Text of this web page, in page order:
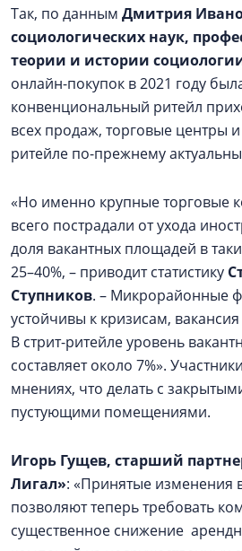
Так, по данным Дмитрия
социологических наук,
теории и истории
онлайн-покупок в 2021 году
конвенциональный ритейл
всех продаж, торговые центры
ритейле по-прежнему
«Но именно крупные торговые
всего пострадали от ухода
доля вакантных площадей в
25–40%, – приводит статистику
Ступников. – Микрорайонные
устойчивы к кризисам, вакансия
В стрит-ритейле уровень
составляет около 7%».
мнениях, что делать с
пустующими помещениями.
Игорь Гущев, старший
Лигал»: «Принятые изменения
позволяют теперь требовать
существенное снижение